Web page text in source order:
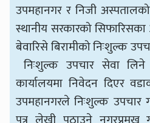
उपमहानगर र निजी
स्थानीय सरकारको
बेवारिसे बिरामीको निःशुल्क
निःशुल्क उपचार सेवा लिने
कार्यालयमा निवेदन दिएर
उपमहानगरले निःशुल्क उपचार